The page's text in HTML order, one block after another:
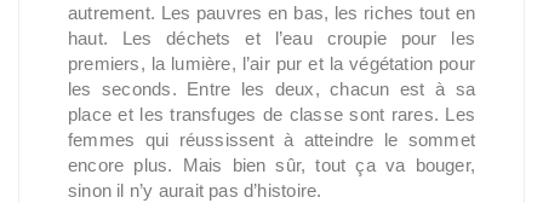
autrement. Les pauvres en bas, les riches tout en
haut. Les déchets et l’eau croupie pour les
premiers, la lumière, l’air pur et la végétation pour
les seconds. Entre les deux, chacun est à sa
place et les transfuges de classe sont rares. Les
femmes qui réussissent à atteindre le sommet
encore plus. Mais bien sûr, tout ça va bouger,
sinon il n’y aurait pas d’histoire.